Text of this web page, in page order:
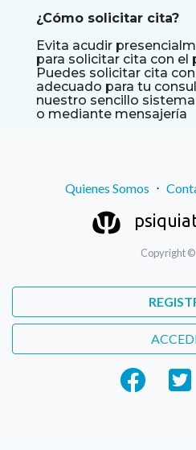
¿Cómo solicitar cita?
Evita acudir
para solicitar cita con el
Puedes solicitar cita
adecuado para tu
nuestro sencillo
o mediante mensajería
Quienes Somos ⋅
Copyright